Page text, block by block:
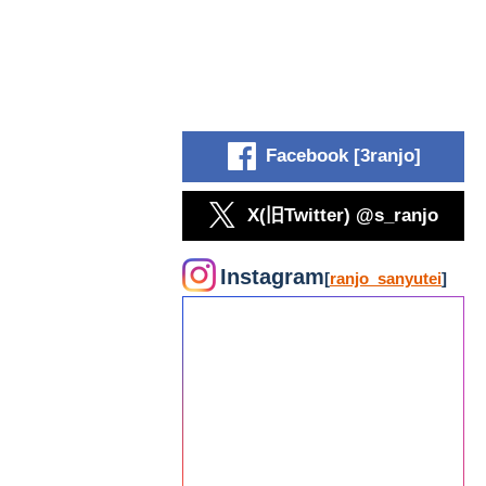
Facebook [3ranjo]
X(旧Twitter) @s_ranjo
Instagram[ranjo_sanyutei]